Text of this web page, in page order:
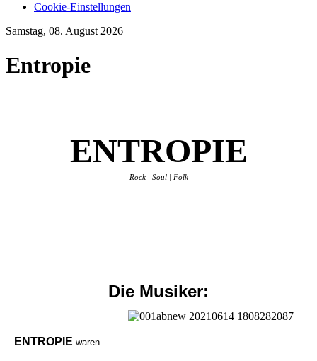
Cookie-Einstellungen
Samstag, 08. August 2026
Entropie
ENTROPIE
Rock | Soul | Folk
Die Musiker:
ENTROPIE waren ...